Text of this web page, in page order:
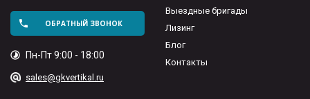
ОБРАТНЫЙ ЗВОНОК
Пн-Пт 9:00 - 18:00
sales@gkvertikal.ru
Выездные бригады
Лизинг
Блог
Контакты